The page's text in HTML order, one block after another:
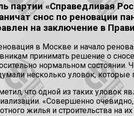
партии «Справедливая
снос по реновации
на заключение в
в Москве и начало
принимать решение о
нормальном
несколько уловок, которые
что одной из таких уловок
«Совершенно
жилья и строительства на